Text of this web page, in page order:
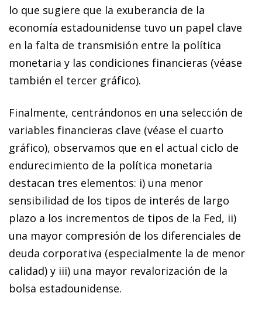
lo que sugiere que la exuberancia de la
economía estadounidense tuvo un papel clave
en la falta de transmisión entre la política
monetaria y las condiciones financieras (véase
también el tercer gráfico).
Finalmente, centrándonos en una selección de
variables financieras clave (véase el cuarto
gráfico), observamos que en el actual ciclo de
endurecimiento de la política monetaria
destacan tres elementos: i) una menor
sensibilidad de los tipos de interés de largo
plazo a los incrementos de tipos de la Fed, ii)
una mayor compresión de los diferenciales de
deuda corporativa (especialmente la de menor
calidad) y iii) una mayor revalorización de la
bolsa estadounidense.